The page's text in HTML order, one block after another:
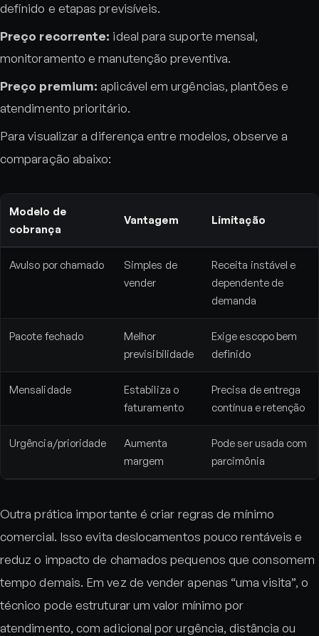
definido e etapas previsíveis.
Preço recorrente: ideal para suporte mensal,
monitoramento e manutenção preventiva.
Preço premium: aplicável em urgências, plantões e
atendimento prioritário.
Para visualizar a diferença entre modelos, observe a
comparação abaixo:
Modelo de
cobrança
Vantagem Limitação
Avulso por chamado
Simples de
vender
Receita instável e
dependente de
demanda
Pacote fechado
Melhor
previsibilidade
Exige escopo bem
definido
Mensalidade
Estabiliza o
faturamento
Precisa de entrega
contínua e retenção
Urgência/prioridade
Aumenta
margem
Pode ser usada com
parcimônia
Outra prática importante é criar regras de mínimo
comercial. Isso evita deslocamentos pouco rentáveis e
reduz o impacto de chamados pequenos que consomem
tempo demais. Em vez de vender apenas “uma visita”, o
técnico pode estruturar um valor mínimo por
atendimento, com adicional por urgência, distância ou